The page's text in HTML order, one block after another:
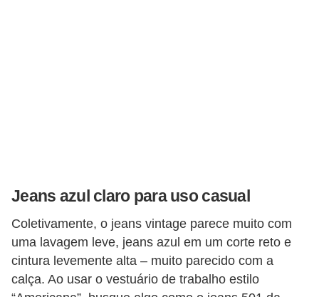
Jeans azul claro para uso casual
Coletivamente, o jeans vintage parece muito com
uma lavagem leve, jeans azul em um corte reto e
cintura levemente alta – muito parecido com a
calça. Ao usar o vestuário de trabalho estilo
u
e
s
m